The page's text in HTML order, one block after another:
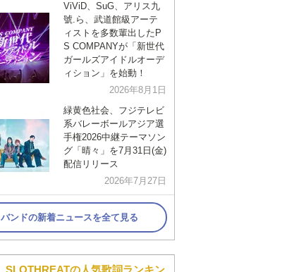
ViViD、SuG、アリス九
號.ら、武道館級アーテ
ィストを多数輩出したP
S COMPANYが「新世代
ガールズアイドルオーデ
ィション」を始動！
2026年8月1日
緑黄色社会、フジテレビ
系バレーボールアジア選
手権2026中継テーマソン
グ「晴々」を7月31日(金)
配信リリース
2026年7月27日
バンドの新着ニュースを全て見る
SLOTHREATの人気歌詞ランキン